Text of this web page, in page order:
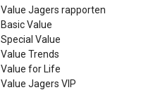
Value Jagers rapporten
Basic Value
Special Value
Value Trends
Value for Life
Value Jagers VIP